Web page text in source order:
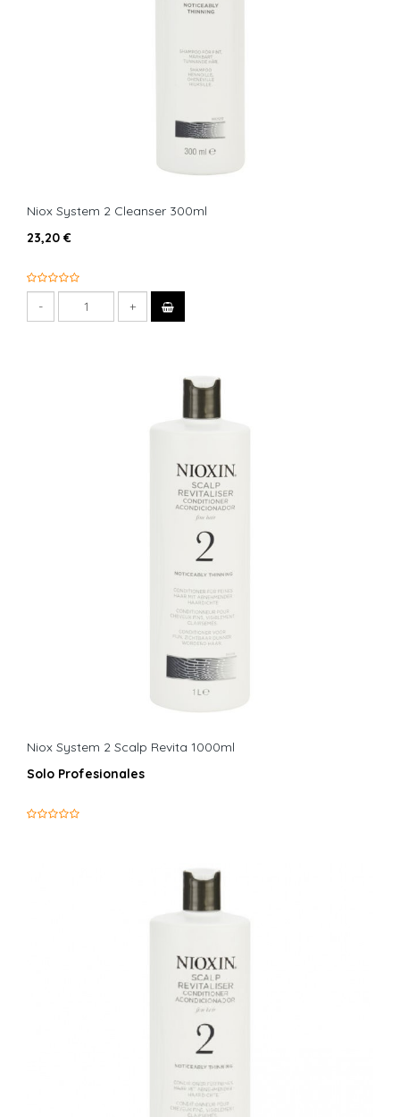
Niox System 2 Cleanser 300ml
23,20 €
Niox System 2 Scalp Revita 1000ml
Solo Profesionales